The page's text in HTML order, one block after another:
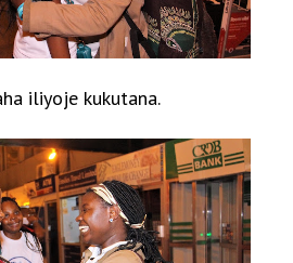
iliyoje kukutana.